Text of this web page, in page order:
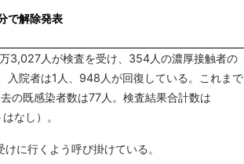
で解除発表
3,027人が検査を受け、354人の濃厚接触者の
院者は1人、948人が回復している。これまで
の既感染者数は77人。検査結果合計数は
なし）。
に行くよう呼び掛けている。